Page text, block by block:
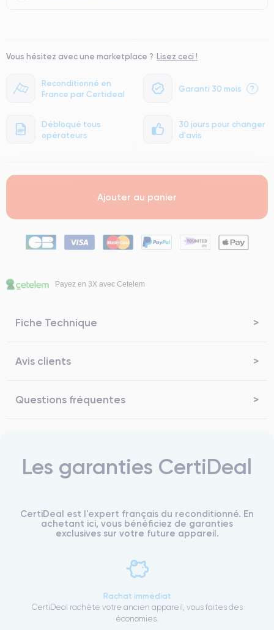
Reconditionné en
France par Certideal
Garanti 30 mois ?
Débloqué tous
opérateurs
30 jours pour changer
d'avis
Vous hésitez avec une marketplace ? Lisez ceci !
Ajouter au panier
Payez en 3X avec Cetelem
Fiche Technique
Avis clients
Questions fréquentes
Les garanties CertiDeal
CertiDeal est l'expert français du reconditionné. En
achetant ici, vous bénéficiez de garanties
exclusives sur votre future appareil.
Rachat immédiat
CertiDeal rachète votre ancien appareil, vous faites des
économies.